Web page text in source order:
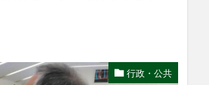
行政・公共